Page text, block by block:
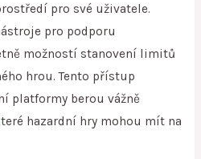
pro své uživatele.
pro podporu
možností stanovení limitů
hrou. Tento přístup
platformy berou vážně
hazardní hry mohou mít na